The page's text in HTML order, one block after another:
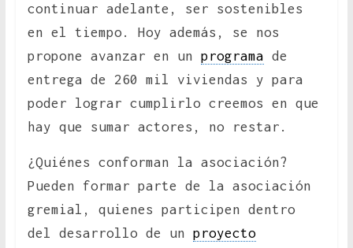
continuar adelante, ser sostenibles
en el tiempo. Hoy además, se nos
propone avanzar en un programa de
entrega de 260 mil viviendas y para
poder lograr cumplirlo creemos en que
hay que sumar actores, no restar.
¿Quiénes conforman la asociación?
Pueden formar parte de la asociación
gremial, quienes participen dentro
del desarrollo de un proyecto